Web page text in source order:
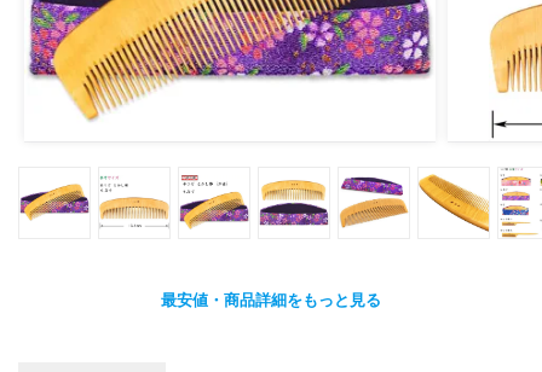
最安値・商品詳細をもっと見る